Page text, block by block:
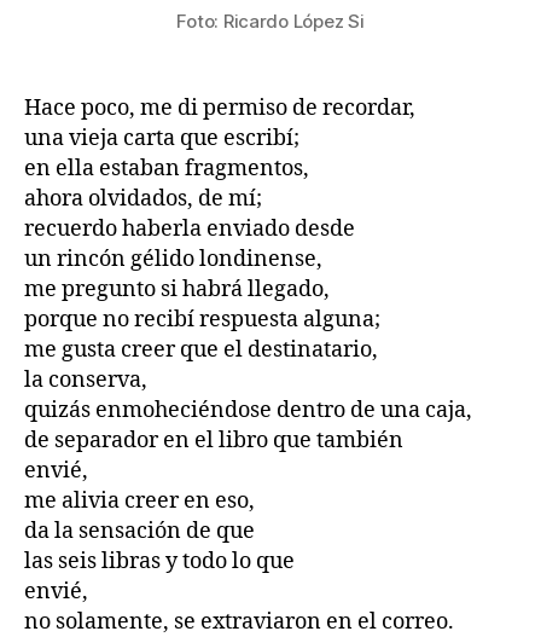
Foto: Ricardo López Si
Hace poco, me di permiso de recordar,
una vieja carta que escribí;
en ella estaban fragmentos,
ahora olvidados, de mí;
recuerdo haberla enviado desde
un rincón gélido londinense,
me pregunto si habrá llegado,
porque no recibí respuesta alguna;
me gusta creer que el destinatario,
la conserva,
quizás enmoheciéndose dentro de una caja,
de separador en el libro que también
envié,
me alivia creer en eso,
da la sensación de que
las seis libras y todo lo que
envié,
no solamente, se extraviaron en el correo.